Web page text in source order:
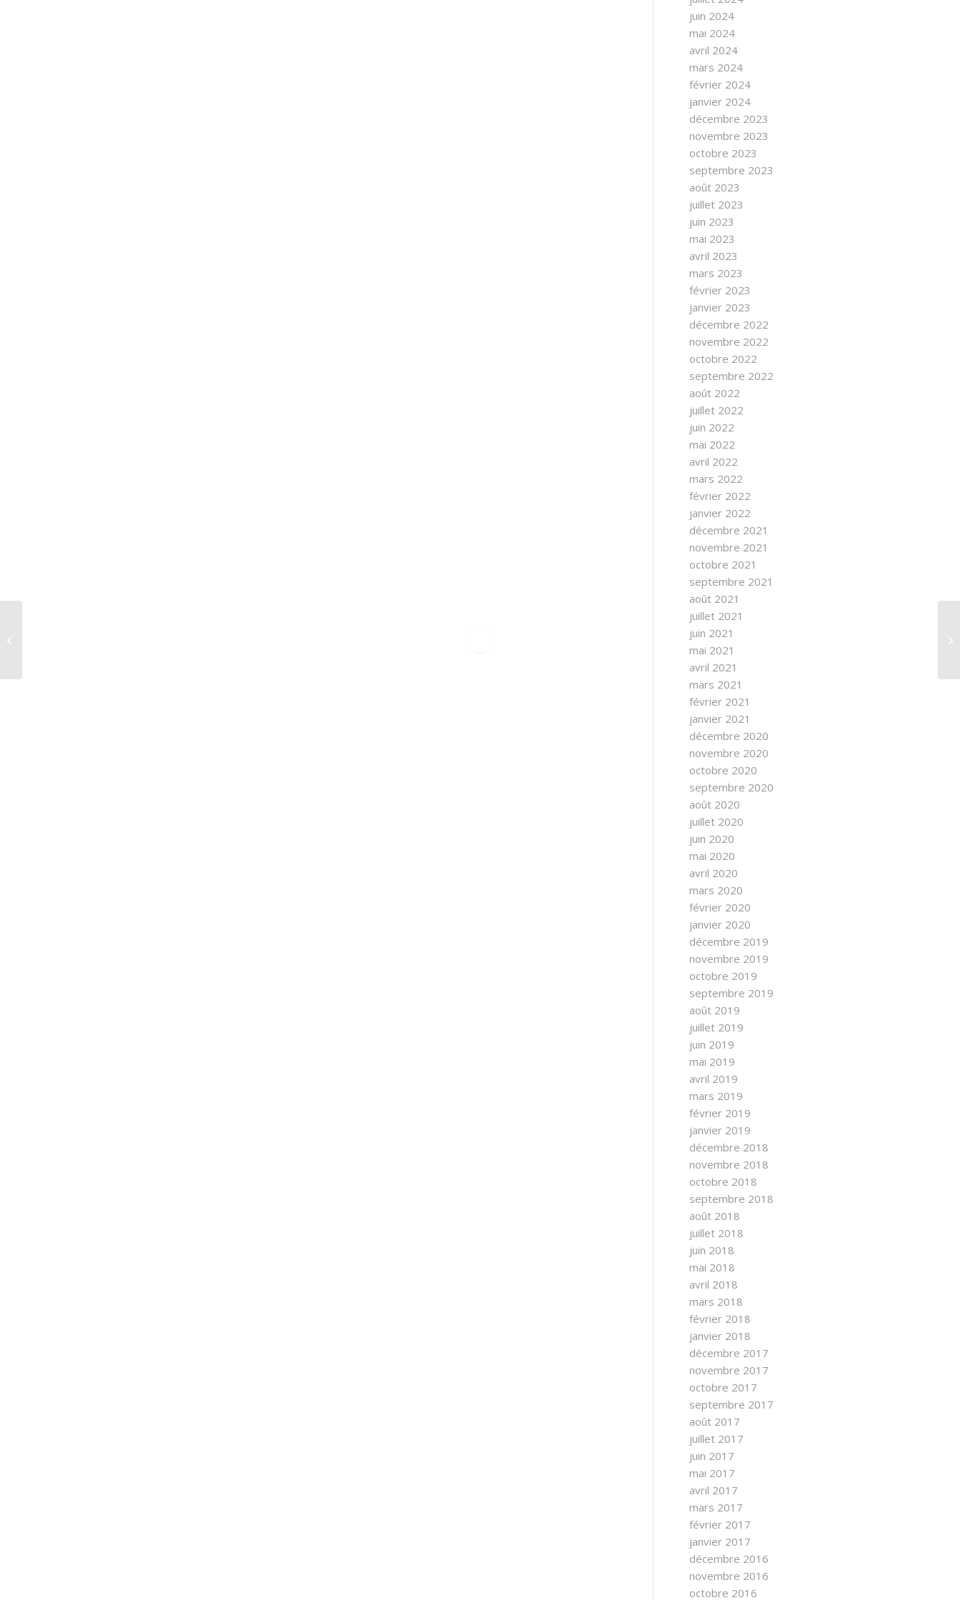
juin 2024
mai 2024
avril 2024
mars 2024
février 2024
janvier 2024
décembre 2023
novembre 2023
octobre 2023
septembre 2023
août 2023
juillet 2023
juin 2023
mai 2023
avril 2023
mars 2023
février 2023
janvier 2023
décembre 2022
novembre 2022
octobre 2022
septembre 2022
août 2022
juillet 2022
juin 2022
mai 2022
avril 2022
mars 2022
février 2022
janvier 2022
décembre 2021
novembre 2021
octobre 2021
septembre 2021
août 2021
juillet 2021
juin 2021
mai 2021
avril 2021
mars 2021
février 2021
janvier 2021
décembre 2020
novembre 2020
octobre 2020
septembre 2020
août 2020
juillet 2020
juin 2020
mai 2020
avril 2020
mars 2020
février 2020
janvier 2020
décembre 2019
novembre 2019
octobre 2019
septembre 2019
août 2019
juillet 2019
juin 2019
mai 2019
avril 2019
mars 2019
février 2019
janvier 2019
décembre 2018
novembre 2018
octobre 2018
septembre 2018
août 2018
juillet 2018
juin 2018
mai 2018
avril 2018
mars 2018
février 2018
janvier 2018
décembre 2017
novembre 2017
octobre 2017
septembre 2017
août 2017
juillet 2017
juin 2017
mai 2017
avril 2017
mars 2017
février 2017
janvier 2017
décembre 2016
novembre 2016
octobre 2016